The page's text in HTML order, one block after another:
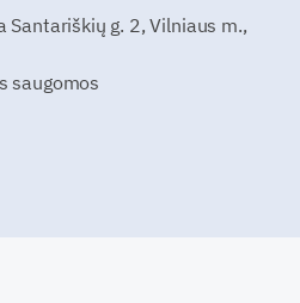
g. 2, Vilniaus m.,
saugomos